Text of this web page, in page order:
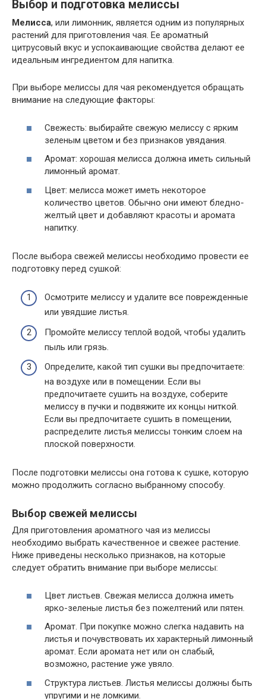
Выбор и подготовка мелиссы
Мелисса, или лимонник, является одним из популярных
растений для приготовления чая. Ее ароматный
цитрусовый вкус и успокаивающие свойства делают ее
идеальным ингредиентом для напитка.
При выборе мелиссы для чая рекомендуется обращать
внимание на следующие факторы:
Свежесть: выбирайте свежую мелиссу с ярким
зеленым цветом и без признаков увядания.
Аромат: хорошая мелисса должна иметь сильный
лимонный аромат.
Цвет: мелисса может иметь некоторое
количество цветов. Обычно они имеют бледно-
желтый цвет и добавляют красоты и аромата
напитку.
После выбора свежей мелиссы необходимо провести ее
подготовку перед сушкой:
Осмотрите мелиссу и удалите все поврежденные
или увядшие листья.
Промойте мелиссу теплой водой, чтобы удалить
пыль или грязь.
Определите, какой тип сушки вы предпочитаете:
на воздухе или в помещении. Если вы
предпочитаете сушить на воздухе, соберите
мелиссу в пучки и подвяжите их концы ниткой.
Если вы предпочитаете сушить в помещении,
распределите листья мелиссы тонким слоем на
плоской поверхности.
После подготовки мелиссы она готова к сушке, которую
можно продолжить согласно выбранному способу.
Выбор свежей мелиссы
Для приготовления ароматного чая из мелиссы
необходимо выбрать качественное и свежее растение.
Ниже приведены несколько признаков, на которые
следует обратить внимание при выборе мелиссы:
Цвет листьев. Свежая мелисса должна иметь
ярко-зеленые листья без пожелтений или пятен.
Аромат. При покупке можно слегка надавить на
листья и почувствовать их характерный лимонный
аромат. Если аромата нет или он слабый,
возможно, растение уже увяло.
Структура листьев. Листья мелиссы должны быть
упругими и не ломкими.